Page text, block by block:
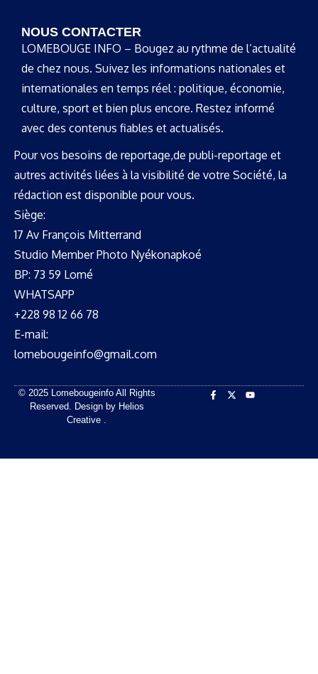
NOUS CONTACTER
LOMEBOUGE INFO – Bougez au rythme de l’actualité
de chez nous. Suivez les informations nationales et
internationales en temps réel : politique, économie,
culture, sport et bien plus encore. Restez informé
avec des contenus fiables et actualisés.
Pour vos besoins de reportage,de publi-reportage et
autres activités liées à la visibilité de votre Société, la
rédaction est disponible pour vous.
Siège:
17 Av François Mitterrand
Studio Member Photo Nyékonapkoé
BP: 73 59 Lomé
WHATSAPP ‪
+228 98 12 66 78
E-mail:
lomebougeinfo@gmail.com
© 2025 Lomebougeinfo All Rights
Reserved. Design by Helios
Creative .